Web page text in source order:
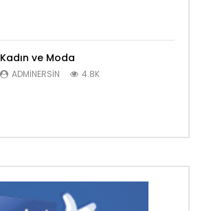
Kadın ve Moda
ADMINERSIN 4.8K